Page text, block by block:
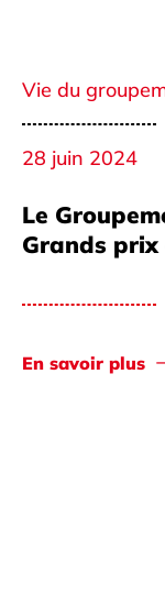
Vie du
28 juin 2024
Le
Grands prix
En savoir plus